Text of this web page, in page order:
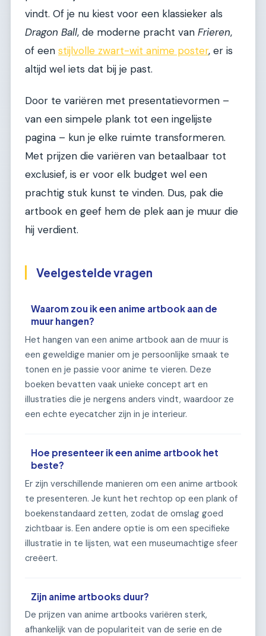
vindt. Of je nu kiest voor een klassieker als
Dragon Ball, de moderne pracht van Frieren,
of een stijlvolle zwart-wit anime poster, er is
altijd wel iets dat bij je past.
Door te variëren met presentatievormen –
van een simpele plank tot een ingelijste
pagina – kun je elke ruimte transformeren.
Met prijzen die variëren van betaalbaar tot
exclusief, is er voor elk budget wel een
prachtig stuk kunst te vinden. Dus, pak die
artbook en geef hem de plek aan je muur die
hij verdient.
Veelgestelde vragen
Waarom zou ik een anime artbook aan de
muur hangen?
Het hangen van een anime artbook aan de muur is
een geweldige manier om je persoonlijke smaak te
tonen en je passie voor anime te vieren. Deze
boeken bevatten vaak unieke concept art en
illustraties die je nergens anders vindt, waardoor ze
een echte eyecatcher zijn in je interieur.
Hoe presenteer ik een anime artbook het
beste?
Er zijn verschillende manieren om een anime artbook
te presenteren. Je kunt het rechtop op een plank of
boekenstandaard zetten, zodat de omslag goed
zichtbaar is. Een andere optie is om een specifieke
illustratie in te lijsten, wat een museumachtige sfeer
creëert.
Zijn anime artbooks duur?
De prijzen van anime artbooks variëren sterk,
afhankelijk van de populariteit van de serie en de